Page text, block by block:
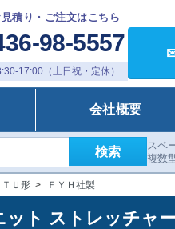
積り・ご注文はこちら
98-5557
17:00（土日祝・定休）
会社概要
検索
スペ
複数
ＴＵ形 > ＦＹＨ社製
ット ストレッチャ